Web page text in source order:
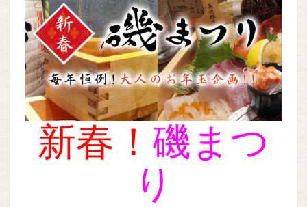
新春！ 磯まつ
り